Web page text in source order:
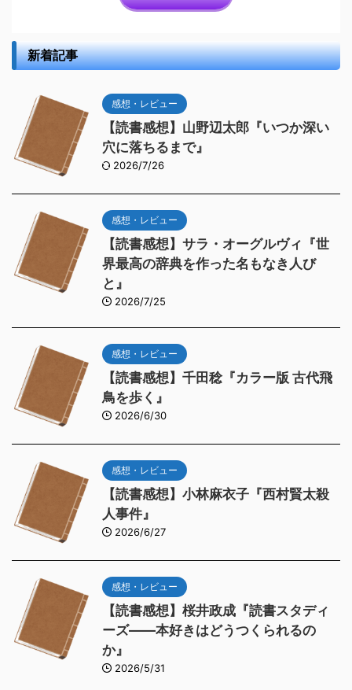
新着記事
感想・レビュー
【読書感想】山野辺太郎『いつか深い
穴に落ちるまで』
2026/7/26
感想・レビュー
【読書感想】サラ・オーグルヴィ『世
界最高の辞典を作った名もなき人び
と』
2026/7/25
感想・レビュー
【読書感想】千田稔『カラー版 古代飛
鳥を歩く』
2026/6/30
感想・レビュー
【読書感想】小林麻衣子『西村賢太殺
人事件』
2026/6/27
感想・レビュー
【読書感想】桜井政成『読書スタディ
ーズ――本好きはどうつくられるの
か』
2026/5/31